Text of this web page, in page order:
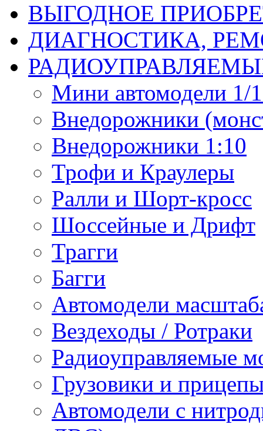
ВЫГОДНОЕ
ДИАГНОСТИКА,
Мини автомодели 1/
Внедорожники
Внедорожники 1:10
Трофи и Краулеры
Ралли и Шорт-кросс
Шоссейные и Дрифт
Трагги
Багги
Автомодели
Вездеходы / Ротраки
Радиоуправляемые
Грузовики и
Автомодели с